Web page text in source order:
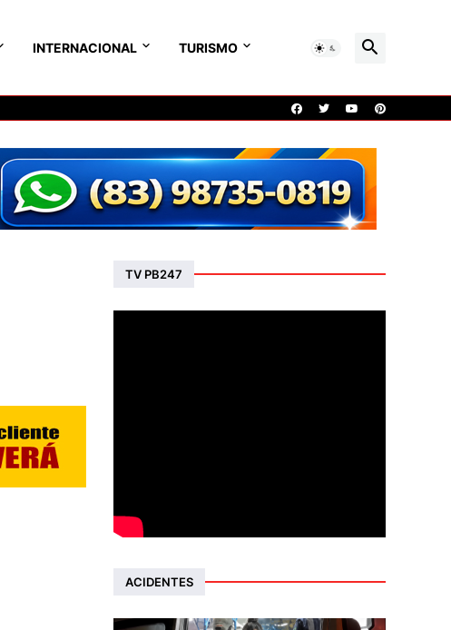
INTERNACIONAL TURISMO
TV PB247
ACIDENTES